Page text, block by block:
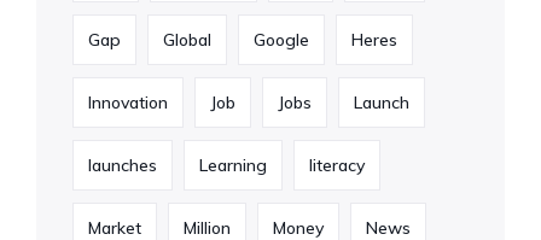
Gap Global Google Heres
Innovation Job Jobs Launch
launches Learning literacy
Market Million Money News